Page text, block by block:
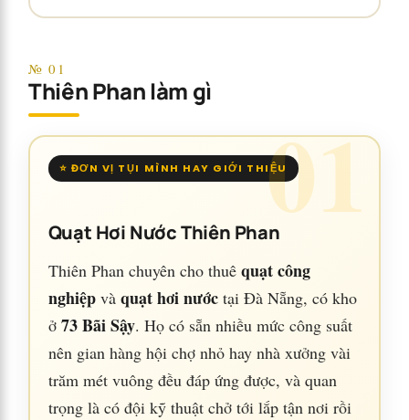
№ 01
Thiên Phan làm gì
⭐ ĐƠN VỊ TỤI MÌNH HAY GIỚI THIỆU
Quạt Hơi Nước Thiên Phan
Thiên Phan chuyên cho thuê quạt công
nghiệpvà quạt hơi nướctại Đà Nẵng, có kho
ở 73 Bãi Sậy. Họ có sẵn nhiều mức công suất
nên gian hàng hội chợ nhỏ hay nhà xưởng vài
trăm mét vuông đều đáp ứng được, và quan
trọng là có đội kỹ thuật chở tới lắp tận nơi rồi